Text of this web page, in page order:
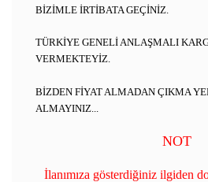
BİZİMLE İRTİBATA GEÇİNİZ.​
TÜRKİYE GENELİ ANLAŞMALI
VERMEKTEYİZ.
BİZDEN FİYAT ALMADAN ÇIKMA
ALMAYINIZ...
NOT
İlanımıza gösterdiğiniz ilgiden